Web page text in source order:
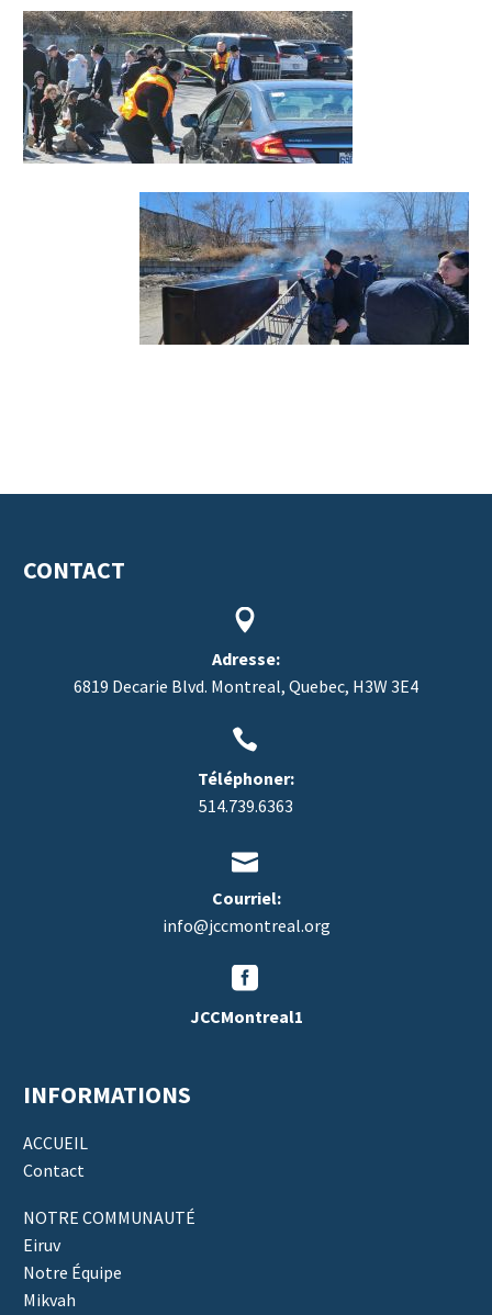
CONTACT


Adresse:
6819 Decarie Blvd. Montreal, Quebec, H3W 3E4


Téléphoner:
514.739.6363


Courriel:
info@jccmontreal.org


JCCMontreal1
INFORMATIONS
ACCUEIL
Contact
NOTRE COMMUNAUTÉ
Eiruv
Notre Équipe
Mikvah